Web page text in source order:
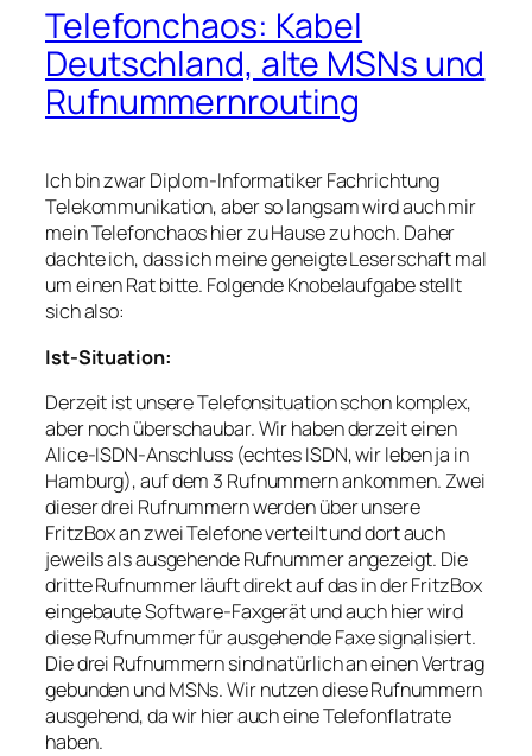
Telefonchaos: Kabel
Deutschland, alte MSNs und
Rufnummernrouting
Ich bin zwar Diplom-Informatiker Fachrichtung
Telekommunikation, aber so langsam wird auch mir
mein Telefonchaos hier zu Hause zu hoch. Daher
dachte ich, dass ich meine geneigte Leserschaft mal
um einen Rat bitte. Folgende Knobelaufgabe stellt
sich also:
Ist-Situation:
Derzeit ist unsere Telefonsituation schon komplex,
aber noch überschaubar. Wir haben derzeit einen
Alice-ISDN-Anschluss (echtes ISDN, wir leben ja in
Hamburg), auf dem 3 Rufnummern ankommen. Zwei
dieser drei Rufnummern werden über unsere
FritzBox an zwei Telefone verteilt und dort auch
jeweils als ausgehende Rufnummer angezeigt. Die
dritte Rufnummer läuft direkt auf das in der FritzBox
eingebaute Software-Faxgerät und auch hier wird
diese Rufnummer für ausgehende Faxe signalisiert.
Die drei Rufnummern sind natürlich an einen Vertrag
gebunden und MSNs. Wir nutzen diese Rufnummern
ausgehend, da wir hier auch eine Telefonflatrate
haben.